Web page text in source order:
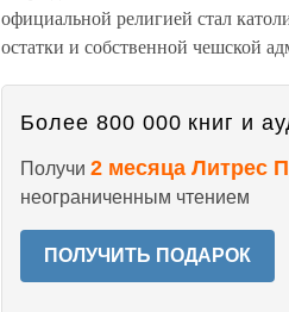
официальной религией стал
остатки и собственной чешской
Более 800 000 книг и
Получи 2 месяца Литрес
неограниченным чтением
ПОЛУЧИТЬ ПОДАРОК